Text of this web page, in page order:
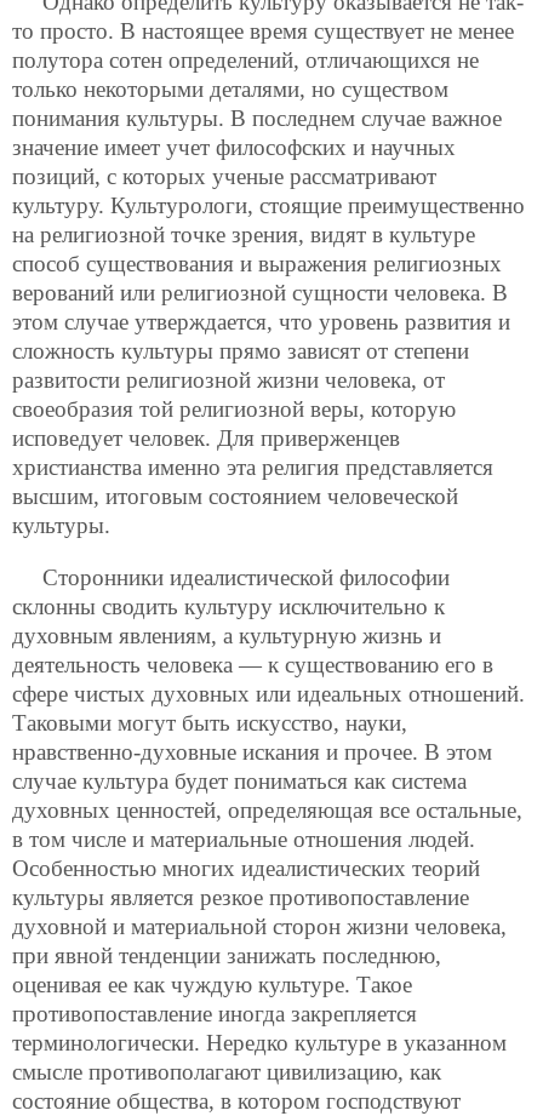
то просто. В настоящее время существует не менее
полутора сотен определений, отличающихся не
только некоторыми деталями, но существом
понимания культуры. В последнем случае важное
значение имеет учет философских и научных
позиций, с которых ученые рассматривают
культуру. Культурологи, стоящие преимущественно
на религиозной точке зрения, видят в культуре
способ существования и выражения религиозных
верований или религиозной сущности человека. В
этом случае утверждается, что уровень развития и
сложность культуры прямо зависят от степени
развитости религиозной жизни человека, от
своеобразия той религиозной веры, которую
исповедует человек. Для приверженцев
христианства именно эта религия представляется
высшим, итоговым состоянием человеческой
культуры.
Сторонники идеалистической философии
склонны сводить культуру исключительно к
духовным явлениям, а культурную жизнь и
деятельность человека — к существованию его в
сфере чистых духовных или идеальных отношений.
Таковыми могут быть искусство, науки,
нравственно-духовные искания и прочее. В этом
случае культура будет пониматься как система
духовных ценностей, определяющая все остальные,
в том числе и материальные отношения людей.
Особенностью многих идеалистических теорий
культуры является резкое противопоставление
духовной и материальной сторон жизни человека,
при явной тенденции занижать последнюю,
оценивая ее как чуждую культуре. Такое
противопоставление иногда закрепляется
терминологически. Нередко культуре в указанном
смысле противополагают цивилизацию, как
состояние общества, в котором господствуют